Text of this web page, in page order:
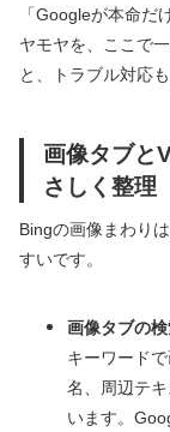
「Googleが本命だ
ヤモヤを、ここで
と、トラブル対応
画像タブと
さしく整理
Bingの画像まわり
すいです。
画像タブの
キーワード
名、周辺テ
います。